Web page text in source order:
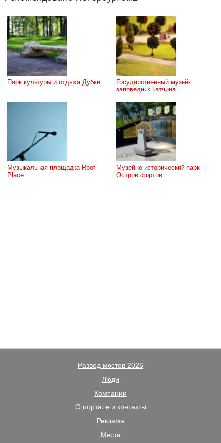
Парк культуры и отдыха Дубки
Государственный музей-
заповедник Гатчина
Музыкальная площадка Roof
Place
Музейно-исторический парк
Остров фортов
Развод мостов 2026
Люди
Компании
О портале и контакты
Реклама
Места